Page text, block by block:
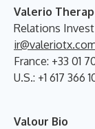
Valerio
Relations
France: +33 01
U.S.: +1 617 366
Valour Bio